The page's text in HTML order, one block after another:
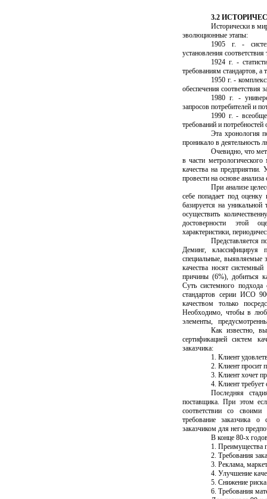
3.2
Исторически в
эволюционные этапы:
1905 г. -
установления
1924 г. -
требованиям стандартов, а
1950 г. -
обеспечения соответствия
1980 г. -
запросов потребителей и
1990 г. -
требований и
Эта хронология
проникало в деятельность
Очевидно, что
в части
качества на предприятии.
провести на основе
При анализе
себе попадает под оценку
базируется на
осуществить
достоверности этой
характеристики,
Представляется
Деминг, классифицируя
специальные,
качества носят
причины (6%), добиться
Суть системного
стандартов серии ИСО
качеством только
Необходимо, чтобы в
элементы,
Как известно,
сертификацией систем
заказчика:
1. Клиент
2. Клиент просит
3. Клиент хочет
4. Клиент требует
Последняя
поставщика. При этом
соответствии со
требование заказчика о
заказчиком для него
В конце 80-х
1. Преимущества
2. Требования
3. Реклама,
4. Улучшение
5. Снижение
6. Требования